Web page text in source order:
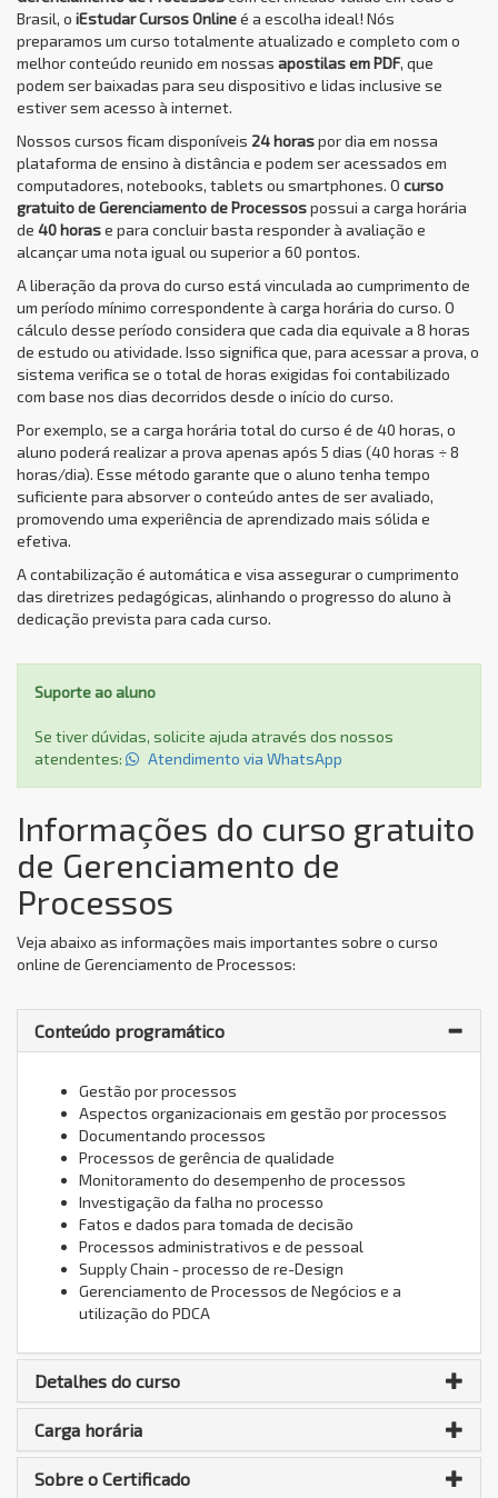
Brasil, o iEstudar Cursos Onlineé a escolha ideal! Nós
preparamos um curso totalmente atualizado e completo com o
melhor conteúdo reunido em nossas apostilas em PDF, que
podem ser baixadas para seu dispositivo e lidas inclusive se
estiver sem acesso à internet.
Nossos cursos ficam disponíveis 24 horaspor dia em nossa
plataforma de ensino à distância e podem ser acessados em
computadores, notebooks, tablets ou smartphones. O curso
gratuito de Gerenciamento de Processospossui a carga horária
de 40 horase para concluir basta responder à avaliação e
alcançar uma nota igual ou superior a 60 pontos.
A liberação da prova do curso está vinculada ao cumprimento de
um período mínimo correspondente à carga horária do curso. O
cálculo desse período considera que cada dia equivale a 8 horas
de estudo ou atividade. Isso significa que, para acessar a prova, o
sistema verifica se o total de horas exigidas foi contabilizado
com base nos dias decorridos desde o início do curso.
Por exemplo, se a carga horária total do curso é de 40 horas, o
aluno poderá realizar a prova apenas após 5 dias (40 horas ÷ 8
horas/dia). Esse método garante que o aluno tenha tempo
suficiente para absorver o conteúdo antes de ser avaliado,
promovendo uma experiência de aprendizado mais sólida e
efetiva.
A contabilização é automática e visa assegurar o cumprimento
das diretrizes pedagógicas, alinhando o progresso do aluno à
dedicação prevista para cada curso.
Suporte ao aluno
Se tiver dúvidas, solicite ajuda através dos nossos
atendentes:
Atendimento via WhatsApp
Informações do curso gratuito
de Gerenciamento de
Processos
Veja abaixo as informações mais importantes sobre o curso
online de Gerenciamento de Processos:
Conteúdo programático
Gestão por processos
Aspectos organizacionais em gestão por processos
Documentando processos
Processos de gerência de qualidade
Monitoramento do desempenho de processos
Investigação da falha no processo
Fatos e dados para tomada de decisão
Processos administrativos e de pessoal
Supply Chain - processo de re-Design
Gerenciamento de Processos de Negócios e a
utilização do PDCA
Detalhes do curso
Carga horária
Sobre o Certificado